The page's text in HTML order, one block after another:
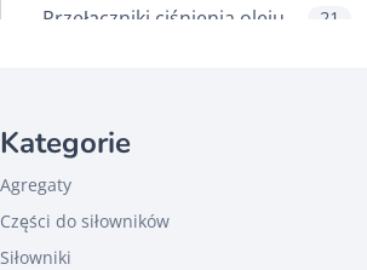
Przełączniki ciśnienia oleju 21
Przyciski obrotowe i
Skrzynki sterownicze
Sterowania ręczne
Kategorie
Agregaty
Części do siłowników
Siłowniki